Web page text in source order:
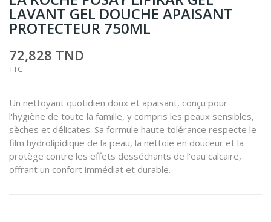
LAVANT GEL DOUCHE APAISANT
PROTECTEUR 750ML
72,828 TND
TTC
Un nettoyant quotidien doux et apaisant, conçu pour
l'hygiène de toute la famille, y compris les peaux sensibles,
sèches et délicates. Sa formule haute tolérance respecte le
film hydrolipidique de la peau, la nettoie en douceur et la
protège contre les effets desséchants de l'eau calcaire,
offrant un confort immédiat et durable.